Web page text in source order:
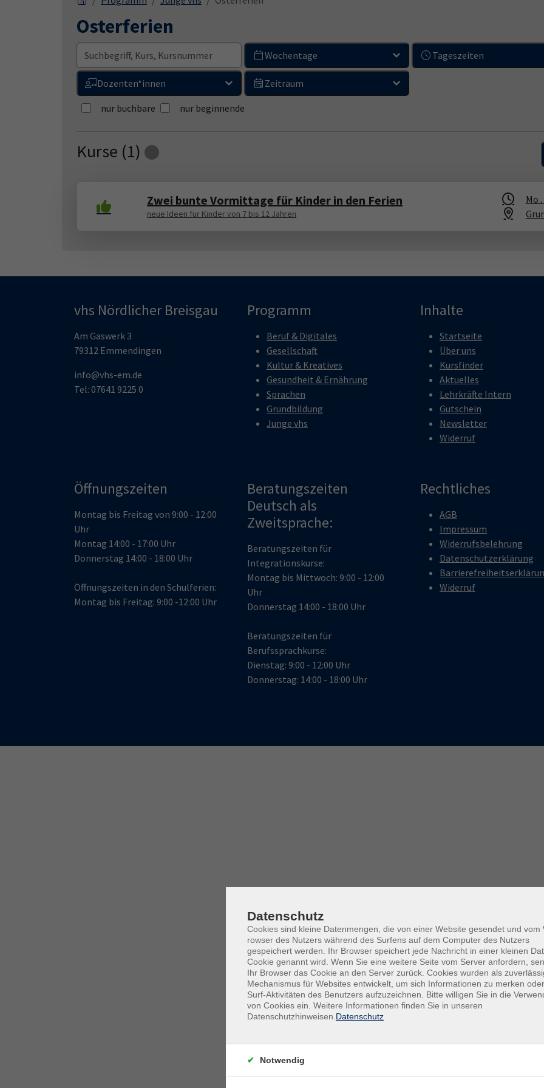
Osterferien
Wochentage Tageszeiten
Dozenten*innen Zeitraum
nur buchbare nur beginnende
Kurse (1) Loading...
Zwei bunte Vormittage für Kinder in den Ferien
neue Ideen für Kinder von 7 bis 12 Jahren
Mo .
vhs Nördlicher Breisgau
Am Gaswerk 3
79312 Emmendingen
info@vhs-em.de
Tel: 07641 9225 0
Programm
Beruf & Digitales
Gesellschaft
Kultur & Kreatives
Gesundheit & Ernährung
Sprachen
Grundbildung
Junge vhs
Inhalte
Startseite
Über uns
Kursfinder
Aktuelles
Lehrkräfte Intern
Gutschein
Newsletter
Widerruf
Öffnungszeiten
Montag bis Freitag von 9:00 - 12:00
Uhr
Montag 14:00 - 17:00 Uhr
Donnerstag 14:00 - 18:00 Uhr
Öffnungszeiten in den Schulferien:
Montag bis Freitag: 9:00 -12:00 Uhr
Beratungszeiten
Deutsch als
Zweitsprache:
Beratungszeiten für
Integrationskurse:
Montag bis Mittwoch: 9:00 - 12:00
Uhr
Donnerstag 14:00 - 18:00 Uhr
Beratungszeiten für
Berufssprachkurse:
Dienstag: 9:00 - 12:00 Uhr
Donnerstag: 14:00 - 18:00 Uhr
Rechtliches
AGB
Impressum
Widerrufsbelehrung
Datenschutzerklärung
Widerruf
Datenschutz
Cookies sind kleine Datenmengen, die von einer Website gesendet und vom
rowser des Nutzers während des Surfens auf dem Computer des Nutzers
gespeichert werden. Ihr Browser speichert jede Nachricht in einer kleinen
Cookie genannt wird. Wenn Sie eine weitere Seite vom Server anfordern,
Ihr Browser das Cookie an den Server zurück. Cookies wurden als
Mechanismus für Websites entwickelt, um sich Informationen zu merken
Surf-Aktivitäten des Benutzers aufzuzeichnen. Bitte willigen Sie in die
von Cookies ein. Weitere Informationen finden Sie in unseren
Datenschutzhinweisen. Datenschutz
Notwendig